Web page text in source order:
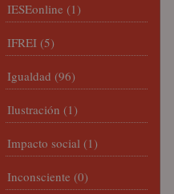
IESEonline (1)
IFREI (5)
Igualdad (96)
Ilustración (1)
Impacto social (1)
Inconsciente (0)